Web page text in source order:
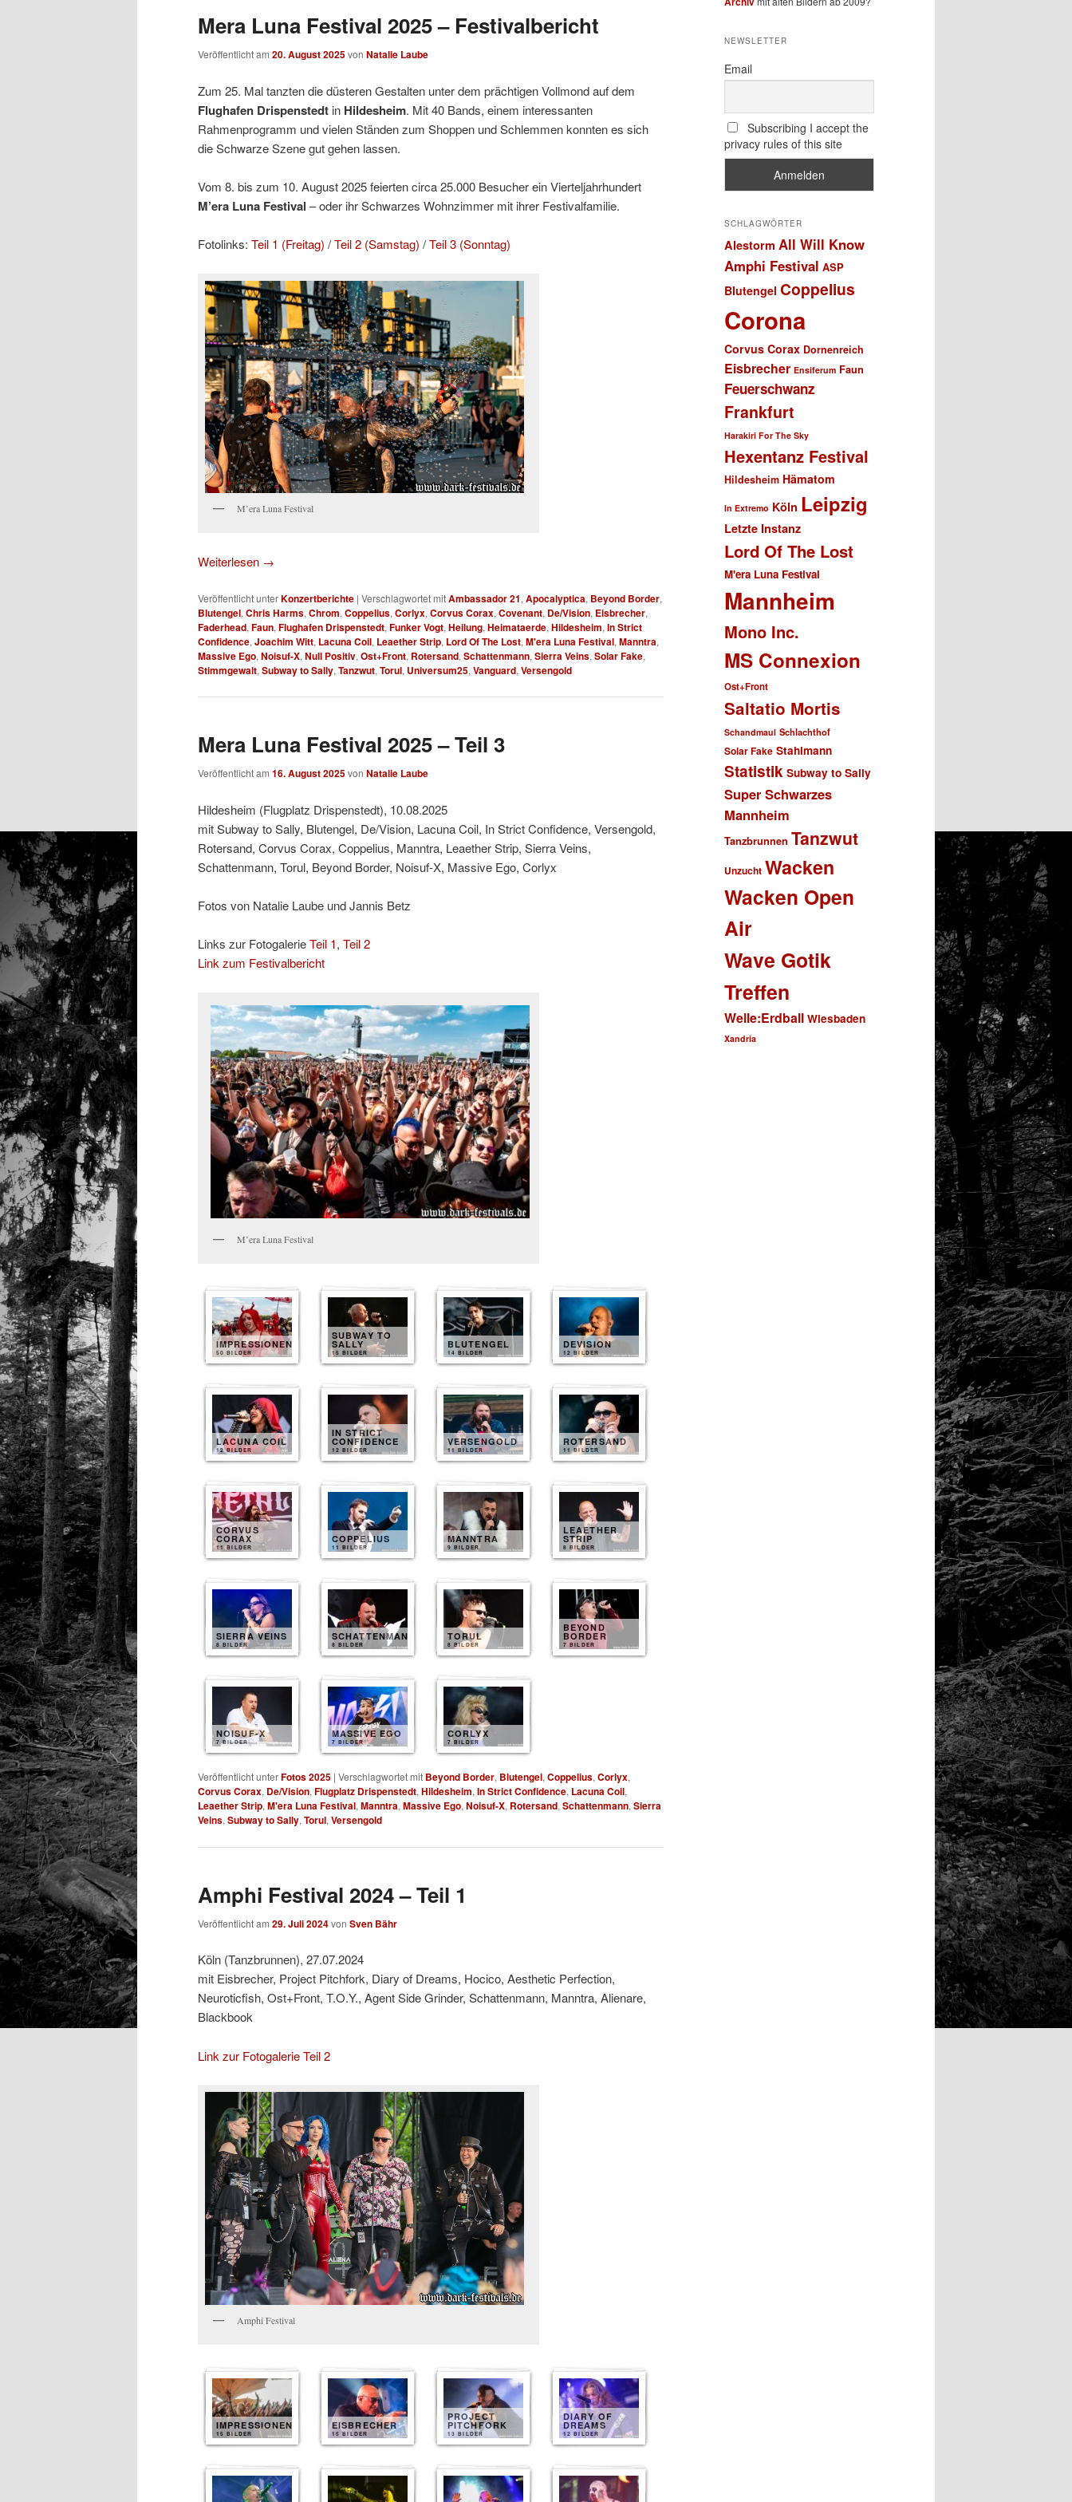
Mera Luna Festival 2025 – Festivalbericht
Veröffentlicht am 20. August 2025von Natalie Laube
Zum 25. Mal tanzten die düsteren Gestalten unter dem prächtigen Vollmond auf dem
Flughafen Drispenstedt in Hildesheim. Mit 40 Bands, einem interessanten
Rahmenprogramm und vielen Ständen zum Shoppen und Schlemmen konnten es sich
die Schwarze Szene gut gehen lassen.
Vom 8. bis zum 10. August 2025 feierten circa 25.000 Besucher ein Vierteljahrhundert
M’era Luna Festival – oder ihr Schwarzes Wohnzimmer mit ihrer Festivalfamilie.
Fotolinks: Teil 1 (Freitag) /Teil 2 (Samstag) /Teil 3 (Sonntag)
M’era Luna Festival
Weiterlesen →
Veröffentlicht unterKonzertberichte | Verschlagwortet mitAmbassador 21, Apocalyptica, Beyond Border,
Blutengel, Chris Harms, Chrom, Coppelius, Corlyx, Corvus Corax, Covenant, De/Vision, Eisbrecher,
Faderhead, Faun, Flughafen Drispenstedt, Funker Vogt, Heilung, Heimataerde, Hildesheim, In Strict
Confidence, Joachim Witt, Lacuna Coil, Leaether Strip, Lord Of The Lost, M'era Luna Festival, Manntra,
Massive Ego, Noisuf-X, Null Positiv, Ost+Front, Rotersand, Schattenmann, Sierra Veins, Solar Fake,
Stimmgewalt, Subway to Sally, Tanzwut, Torul, Universum25, Vanguard, Versengold
Mera Luna Festival 2025 – Teil 3
Veröffentlicht am 16. August 2025von Natalie Laube
Hildesheim (Flugplatz Drispenstedt), 10.08.2025
mit Subway to Sally, Blutengel, De/Vision, Lacuna Coil, In Strict Confidence, Versengold,
Rotersand, Corvus Corax, Coppelius, Manntra, Leaether Strip, Sierra Veins,
Schattenmann, Torul, Beyond Border, Noisuf-X, Massive Ego, Corlyx
Fotos von Natalie Laube und Jannis Betz
Links zur FotogalerieTeil 1, Teil 2
Link zum Festivalbericht
M’era Luna Festival
IMPRESSIONEN
50 BILDER
SUBWAY TO
SALLY
15 BILDER
BLUTENGEL
14 BILDER
DEVISION
12 BILDER
LACUNA COIL
12 BILDER
IN STRICT
CONFIDENCE
12 BILDER
VERSENGOLD
11 BILDER
ROTERSAND
11 BILDER
CORVUS
CORAX
11 BILDER
COPPELIUS
11 BILDER
MANNTRA
9 BILDER
LEAETHER
STRIP
8 BILDER
SIERRA VEINS
8 BILDER
SCHATTENMANN
8 BILDER
TORUL
8 BILDER
BEYOND
BORDER
7 BILDER
NOISUF-X
7 BILDER
MASSIVE EGO
7 BILDER
CORLYX
7 BILDER
Veröffentlicht unterFotos 2025 | Verschlagwortet mit Beyond Border, Blutengel,Coppelius,Corlyx,
Corvus Corax, De/Vision,Flugplatz Drispenstedt,Hildesheim,In Strict Confidence, Lacuna Coil,
Leaether Strip,M'era Luna Festival,Manntra,Massive Ego,Noisuf-X, Rotersand,Schattenmann,Sierra
Veins,Subway to Sally,Torul,Versengold
Amphi Festival 2024 – Teil 1
Veröffentlicht am 29. Juli 2024von Sven Bähr
Köln (Tanzbrunnen), 27.07.2024
mit Eisbrecher, Project Pitchfork, Diary of Dreams, Hocico, Aesthetic Perfection,
Neuroticfish, Ost+Front, T.O.Y., Agent Side Grinder, Schattenmann, Manntra, Alienare,
Blackbook
Link zur Fotogalerie Teil 2
Amphi Festival
IMPRESSIONEN
15 BILDER
EISBRECHER
15 BILDER
PROJECT
PITCHFORK
13 BILDER
DIARY OF
DREAMS
12 BILDER
NEWSLETTER
Email
Subscribing I accept the
privacy rules of this site
SCHLAGWÖRTER
Alestorm All Will Know
Amphi Festival ASP
Blutengel Coppelius
Corona
Corvus Corax Dornenreich
Eisbrecher Ensiferum Faun
Feuerschwanz
Frankfurt
Harakiri For The Sky
Hexentanz Festival
Hildesheim Hämatom
In Extremo Köln Leipzig
Letzte Instanz
Lord Of The Lost
M'era Luna Festival
Mannheim
Mono Inc.
MS Connexion
Ost+Front
Saltatio Mortis
Schandmaul Schlachthof
Solar Fake Stahlmann
Statistik Subway to Sally
Super Schwarzes
Mannheim
Tanzbrunnen Tanzwut
Unzucht Wacken
Wacken Open
Air
Wave Gotik
Treffen
Welle:Erdball Wiesbaden
Xandria